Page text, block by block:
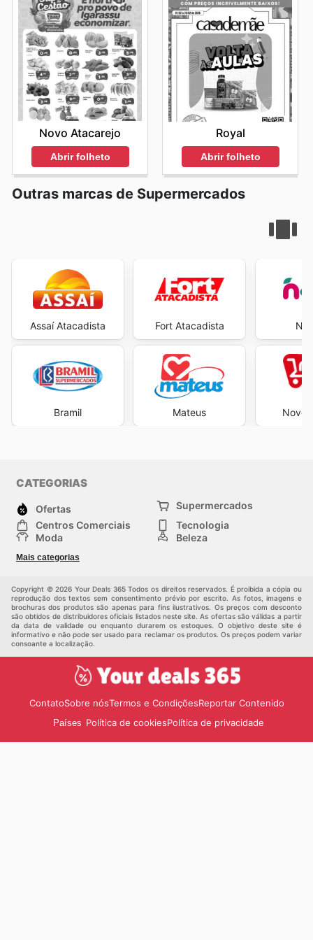
Novo Atacarejo
Abrir folheto
Royal
Abrir folheto
Outras marcas de Supermercados
Assaí Atacadista
Bramil
Fort Atacadista
Mateus Novo
CATEGORIAS
Ofertas
Supermercados
Centros Comerciais
Tecnologia
Moda
Beleza
Construção e jardinagem
Mais categorias
Copyright © 2026 Your Deals 365 Todos os direitos reservados. É proibida a cópia ou
reprodução dos textos sem consentimento prévio por escrito. As fotos, imagens e
brochuras dos produtos são apenas para fins ilustrativos. Os preços com desconto
são obtidos de distribuidores oficiais listados neste site. As ofertas são válidas a partir
da data de validade ou enquanto durarem os estoques. O objetivo deste site é
informativo e não pode ser usado para reclamar os produtos. Os preços podem variar
consoante a localização.
ContatoSobre nósTermos e CondiçõesReportar Contenido
Países Política de cookiesPolítica de privacidade